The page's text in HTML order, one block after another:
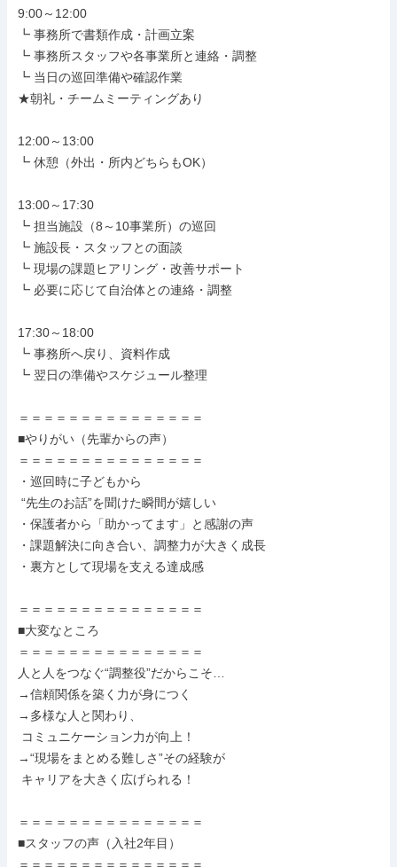
9:00～12:00
┗ 事務所で書類作成・計画立案
┗ 事務所スタッフや各事業所と連絡・調整
┗ 当日の巡回準備や確認作業
★朝礼・チームミーティングあり
12:00～13:00
┗ 休憩（外出・所内どちらもOK）
13:00～17:30
┗ 担当施設（8～10事業所）の巡回
┗ 施設長・スタッフとの面談
┗ 現場の課題ヒアリング・改善サポート
┗ 必要に応じて自治体との連絡・調整
17:30～18:00
┗ 事務所へ戻り、資料作成
┗ 翌日の準備やスケジュール整理
＝＝＝＝＝＝＝＝＝＝＝＝＝＝＝
■やりがい（先輩からの声）
＝＝＝＝＝＝＝＝＝＝＝＝＝＝＝
・巡回時に子どもから
・保護者から「助かってます」と感謝の声
・課題解決に向き合い、調整力が大きく成長
・裏方として現場を支える達成感
＝＝＝＝＝＝＝＝＝＝＝＝＝＝＝
■大変なところ
＝＝＝＝＝＝＝＝＝＝＝＝＝＝＝
人と人をつなぐ“調整役”だからこそ…
→信頼関係を築く力が身につく
→多様な人と関わり、
→“現場をまとめる難しさ”その経験が
＝＝＝＝＝＝＝＝＝＝＝＝＝＝＝
■スタッフの声（入社2年目）